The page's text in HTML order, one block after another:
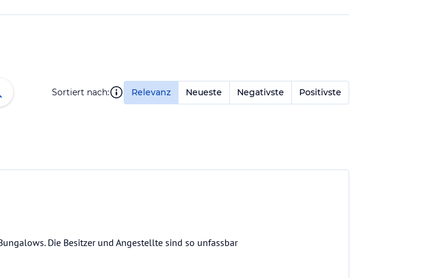
Sortiert nach: Relevanz Neueste Negativste Positivste
Die Besitzer und Angestellte sind so unfassbar